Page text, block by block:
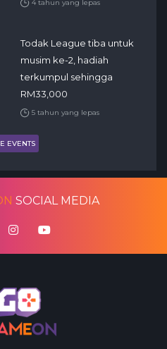
4 tahun yang lepas
Todak League tiba untuk
musim ke-2, hadiah
terkumpul sehingga
RM33,000
5 tahun yang lepas
EVENTS
SOCIAL MEDIA